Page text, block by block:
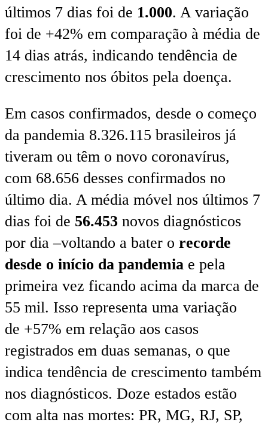
últimos 7 dias foi de 1.000. A variação
foi de +42% em comparação à média de
14 dias atrás, indicando tendência de
crescimento nos óbitos pela doença.
Em casos confirmados, desde o começo
da pandemia 8.326.115 brasileiros já
tiveram ou têm o novo coronavírus,
com 68.656 desses confirmados no
último dia. A média móvel nos últimos 7
dias foi de 56.453 novos diagnósticos
por dia –voltando a bater o recorde
desde o início da pandemia e pela
primeira vez ficando acima da marca de
55 mil. Isso representa uma variação
de +57% em relação aos casos
registrados em duas semanas, o que
indica tendência de crescimento também
nos diagnósticos. Doze estados estão
com alta nas mortes: PR, MG, RJ, SP,